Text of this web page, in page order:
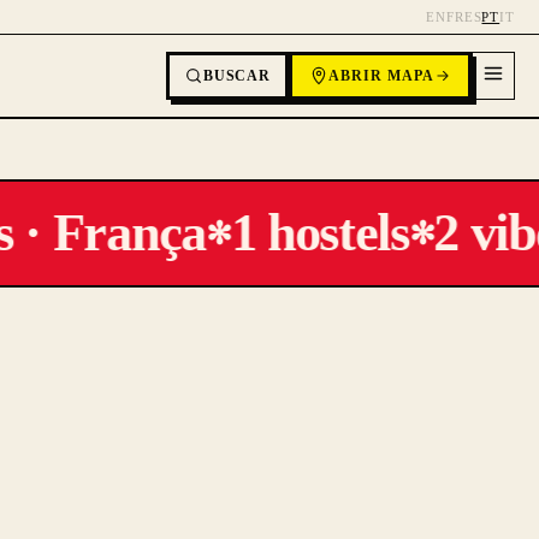
EN FR ESPTIT
BUSCAR ABRIR MAPA
França✻1 hostels✻2